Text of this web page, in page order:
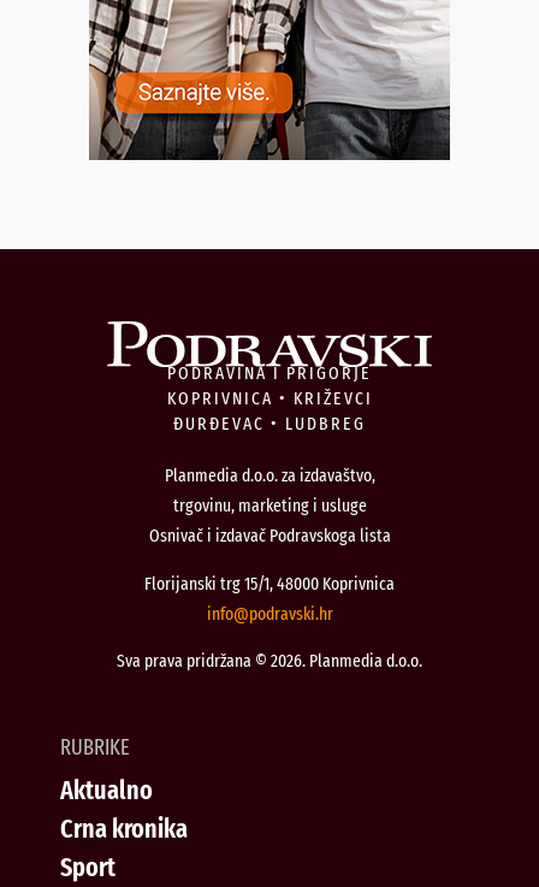
PODRAVINA I PRIGORJE
KOPRIVNICA • KRIŽEVCI
ĐURĐEVAC • LUDBREG
Planmedia d.o.o. za izdavaštvo,
trgovinu, marketing i usluge
Osnivač i izdavač Podravskoga lista
Florijanski trg 15/1, 48000 Koprivnica
rh.iksvardop
@ofni
Sva prava pridržana © 2026. Planmedia d.o.o.
RUBRIKE
Aktualno
Crna kronika
Sport